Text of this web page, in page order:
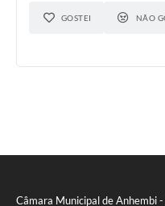
Câmara Municipal de Anhembi -
GOSTEI NÃO